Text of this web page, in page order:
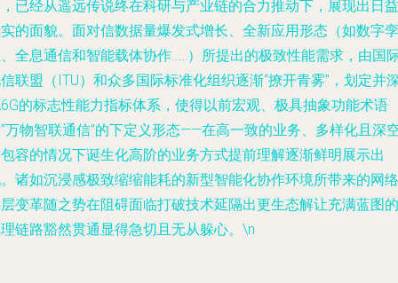
已经从遥远传说终在科研与产业链的合力推动下，展现出日益
的面貌。面对信数据量爆发式增长、全新应用形态（如数字孪
全息通信和智能载体协作……）所提出的极致性能需求，由国
联盟（ITU）和众多国际标准化组织逐渐“撩开青雾”，划定并
的标志性能力指标体系，使得以前宏观、极具抽象功能术语
万物智联通信”的下定义形态——在高一致的业务、多样化且深
容的情况下诞生化高阶的业务方式提前理解逐渐鲜明展示出
诸如沉浸感极致缩缩能耗的新型智能化协作环境所带来的网络
变革随之势在阻碍面临打破技术延隔出更生态解让充满蓝图的
链路豁然贯通显得急切且无从躲心。\n